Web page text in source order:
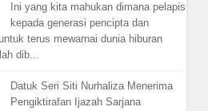
Ini yang kita mahukan dimana pelapis
kepada generasi pencipta dan
terus mewarnai dunia hiburan
dib...
Datuk Seri Siti Nurhaliza Menerima
Pengiktirafan Ijazah Sarjana